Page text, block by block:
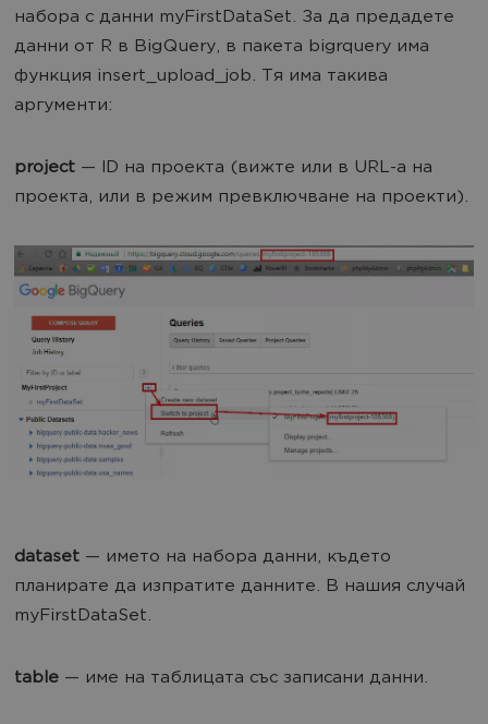
набора с данни myFirstDataSet. За да предадете
данни от R в BigQuery, в пакета bigrquery има
функция insert_upload_job. Тя има такива
аргументи:
project — ID на проекта (вижте или в URL-а на
проекта, или в режим превключване на проекти).
dataset — името на набора данни, където
планирате да изпратите данните. В нашия случай
myFirstDataSet.
table — име на таблицата със записани данни.